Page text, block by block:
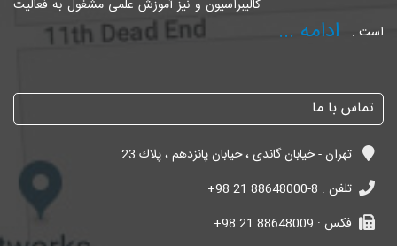
کالیبراسیون و نیز آموزش علمی مشغول به فعالیت
است .
ادامه ...
تماس با ما
تهران - خیابان گاندی ، خیابان پانزدهم ، پلاك 23
تلفن : +98 21 88648000-8
فکس : +98 21 88648009